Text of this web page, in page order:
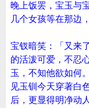
晚上饭罢，宝玉与
几个女孩等在那边
宝钗暗笑：「又来
的活泼可爱，不忍
玉，不知他欲如何
见玉钏今天穿著白
后，更显得明净动